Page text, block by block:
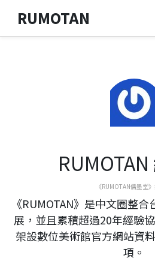
RUMOTAN
《RUMOTAN儒墨堂
《RUMOTAN》是中文圈整
展，並且累積超過20年經驗
架設數位美術館官方網站資
項。